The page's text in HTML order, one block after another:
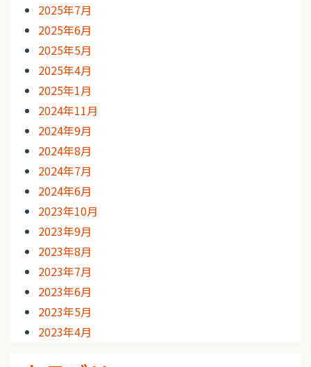
2025年7月
2025年6月
2025年5月
2025年4月
2025年1月
2024年11月
2024年9月
2024年8月
2024年7月
2024年6月
2023年10月
2023年9月
2023年8月
2023年7月
2023年6月
2023年5月
2023年4月